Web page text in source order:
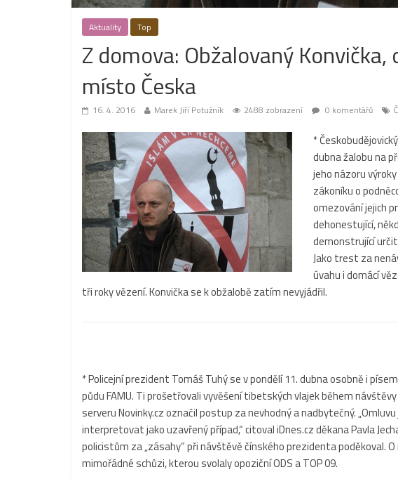
Aktuality Top
Z domova: Obžalovaný
místo Česka
16. 4. 2016 Marek Jiří Potužník 2488 zobrazení 0 komentářů
*
dubna žalobu na
jeho názoru
zákoníku o
omezování jejich
dehonestující,
demonstrující
Jako trest za
úvahu i domácí
tři roky vězení. Konvička se k obžalobě zatím nevyjádřil.
* Policejní prezident Tomáš Tuhý se v pondělí 11. dubna osobně i
půdu FAMU. Ti prošetřovali vyvěšení tibetských vlajek během
serveru Novinky.cz označil postup za nevhodný a nadbytečný.
interpretovat jako uzavřený případ,“ citoval iDnes.cz děkana Pavla
policistům za „zásahy“ při návštěvě čínského prezidenta poděkoval.
mimořádné schůzi, kterou svolaly opoziční ODS a TOP 09.